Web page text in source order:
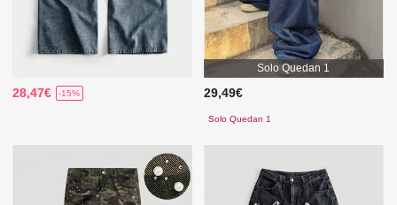
28,47€ -15%
Solo Quedan 1
29,49€
Solo Quedan 1